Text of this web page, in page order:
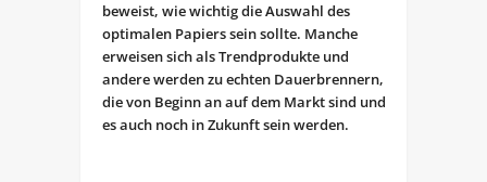
beweist, wie wichtig die Auswahl des
optimalen Papiers sein sollte. Manche
erweisen sich als Trendprodukte und
andere werden zu echten Dauerbrennern,
die von Beginn an auf dem Markt sind und
es auch noch in Zukunft sein werden.